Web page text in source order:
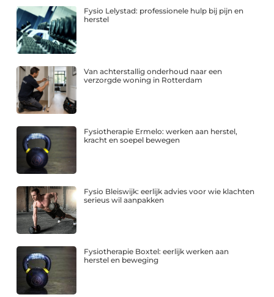
Fysio Lelystad: professionele hulp bij pijn en
herstel
Van achterstallig onderhoud naar een
verzorgde woning in Rotterdam
Fysiotherapie Ermelo: werken aan herstel,
kracht en soepel bewegen
Fysio Bleiswijk: eerlijk advies voor wie klachten
serieus wil aanpakken
Fysiotherapie Boxtel: eerlijk werken aan
herstel en beweging